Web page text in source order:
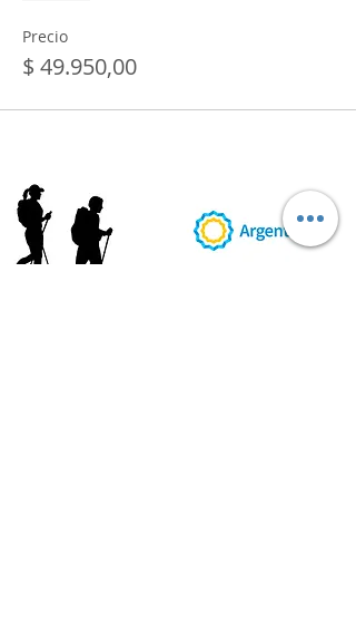
Precio
$ 49.950,00